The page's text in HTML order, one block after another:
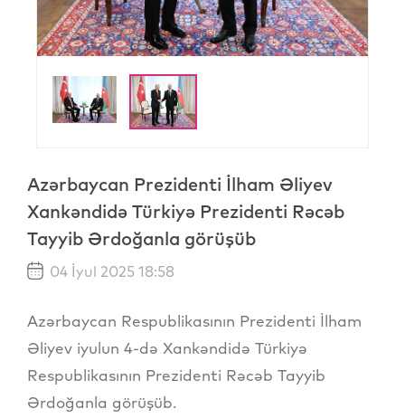
Azərbaycan Prezidenti İlham Əliyev
Xankəndidə Türkiyə Prezidenti Rəcəb
Tayyib Ərdoğanla görüşüb
04 İyul 2025 18:58
Azərbaycan Respublikasının Prezidenti İlham
Əliyev iyulun 4-də Xankəndidə Türkiyə
Respublikasının Prezidenti Rəcəb Tayyib
Ərdoğanla görüşüb.